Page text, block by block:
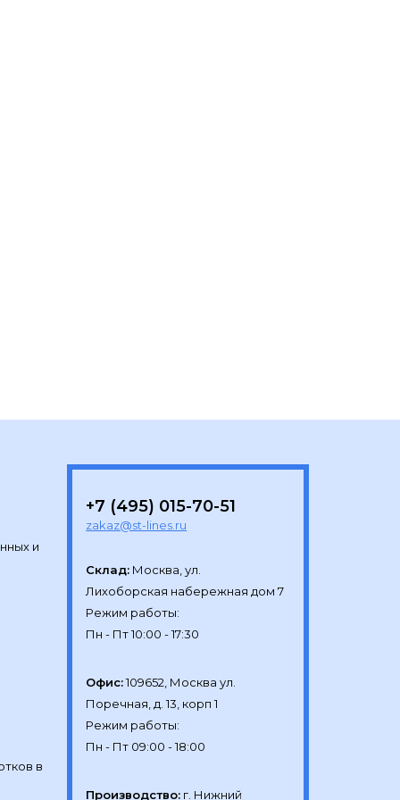
и
+7 (495) 015-70-51
zakaz@st-lines.ru
Склад: Москва, ул.
Лихоборская набережная дом 7
Режим работы:
Офис: 109652, Москва ул.
Поречная, д. 13, корп 1
Режим работы:
Производство: г. Нижний
в